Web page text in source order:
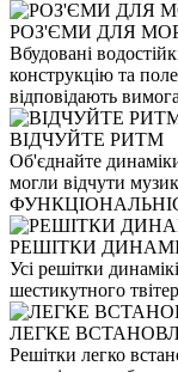
РОЗ'ЄМИ ДЛЯ
Вбудовані
конструкцію та
відповідають
ВІДЧУЙТЕ РИТМ
Об'єднайте
могли відчути
РЕШІТКИ
Усі решітки
шестикутного
ЛЕГКЕ
Решітки легко